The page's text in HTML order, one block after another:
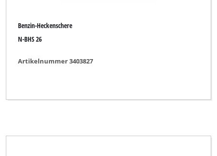
Benzin-Heckenschere
N-BHS 26
Artikelnummer 3403827